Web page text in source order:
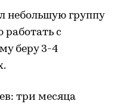
небольшую группу
работать с
беру 3-4
три месяца